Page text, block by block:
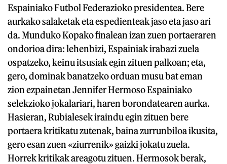
Espainiako Futbol Federazioko presidentea. Bere
aurkako salaketak eta espedienteak jaso eta jaso ari
da. Munduko Kopako finalean izan zuen portaeraren
ondorioa dira: lehenbizi, Espainiak irabazi zuela
ospatzeko, keinu itsusiak egin zituen palkoan; eta,
gero, dominak banatzeko orduan musu bat eman
zion ezpainetan Jennifer Hermoso Espainiako
selekzioko jokalariari, haren borondatearen aurka.
Hasieran, Rubialesek iraindu egin zituen bere
portaera kritikatu zutenak, baina zurrunbiloa ikusita,
gero esan zuen «ziurrenik» gaizki jokatu zuela.
Horrek kritikak areagotu zituen. Hermosok berak,